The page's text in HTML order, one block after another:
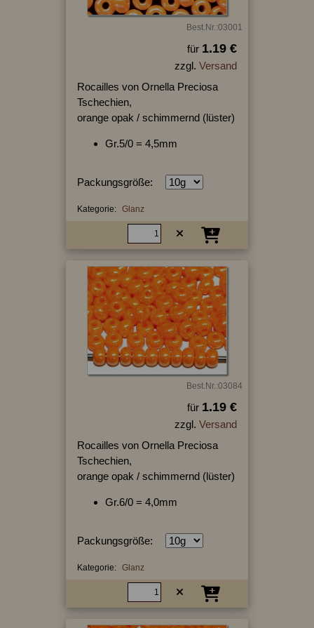
Best.Nr.:03001
für 1.19 €
zzgl. Versand
Rocailles von Ornella Preciosa
Tschechien,
orange opak / schimmernd (lüster)
Gr.5/0 = 4,5mm
Packungsgröße:
Kategorie: Glanz
Best.Nr.:03084
für 1.19 €
zzgl. Versand
Rocailles von Ornella Preciosa
Tschechien,
orange opak / schimmernd (lüster)
Gr.6/0 = 4,0mm
Packungsgröße:
Kategorie: Glanz